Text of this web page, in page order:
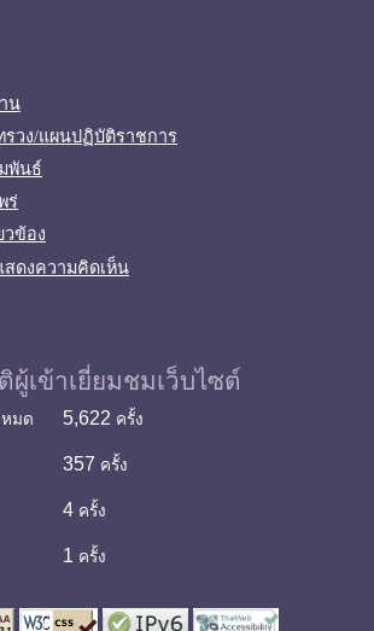
น
รวง/แผนปฏิบัติราชการ
พันธ์
ร่
วข้อง
สดงความคิดเห็น
ผู้เข้าเยี่ยมชมเว็บไซต์
หมด 5,622 ครั้ง
357 ครั้ง
4 ครั้ง
1 ครั้ง